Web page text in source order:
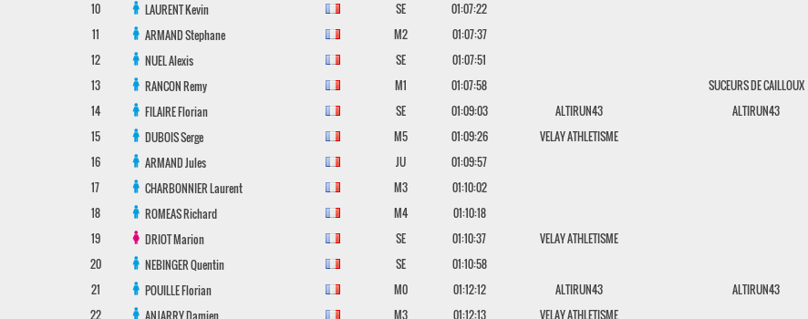
10
LAURENTKevin SE
01:07:22
11
ARMANDStephane M2
01:07:37
12
NUELAlexis SE
01:07:51
13
RANCONRemy M1 01:07:58
SUCEURS DE CAILLOUX
14
FILAIREFlorian SE 01:09:03 ALTIRUN43
ALTIRUN43
15
DUBOISSerge M5 01:09:26
VELAY ATHLETISME
16
ARMANDJules JU
01:09:57
17
CHARBONNIERLaurent M3
01:10:02
18
ROMEASRichard M4
01:10:18
19
DRIOTMarion SE 01:10:37
VELAY ATHLETISME
20
NEBINGERQuentin SE
01:10:58
21
POUILLEFlorian M0 01:12:12 ALTIRUN43
ALTIRUN43
22
ANJARRYDamien M3 01:12:13
VELAY ATHLETISME